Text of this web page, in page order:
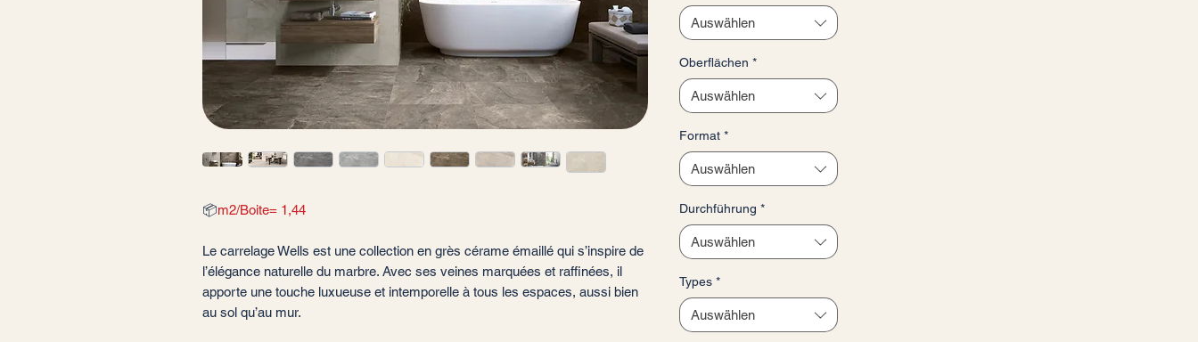
📦m2/Boite= 1,44
Le carrelage Wells est une collection en grès cérame émaillé qui s’inspire de
l’élégance naturelle du marbre. Avec ses veines marquées et raffinées, il
apporte une touche luxueuse et intemporelle à tous les espaces, aussi bien
au sol qu’au mur.
Auswählen
Oberflächen *
Auswählen
Format *
Auswählen
Durchführung *
Auswählen
Types *
Auswählen